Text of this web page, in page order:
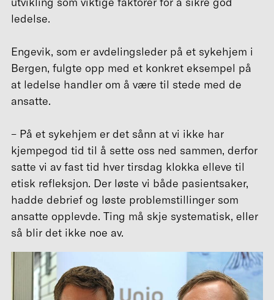
ledelse.
Engevik, som er avdelingsleder på et sykehjem i
Bergen, fulgte opp med et konkret eksempel på
at ledelse handler om å være til stede med de
ansatte.
– På et sykehjem er det sånn at vi ikke har
kjempegod tid til å sette oss ned sammen, derfor
satte vi av fast tid hver tirsdag klokka elleve til
etisk refleksjon. Der løste vi både pasientsaker,
hadde debrief og løste problemstillinger som
ansatte opplevde. Ting må skje systematisk, eller
så blir det ikke noe av.